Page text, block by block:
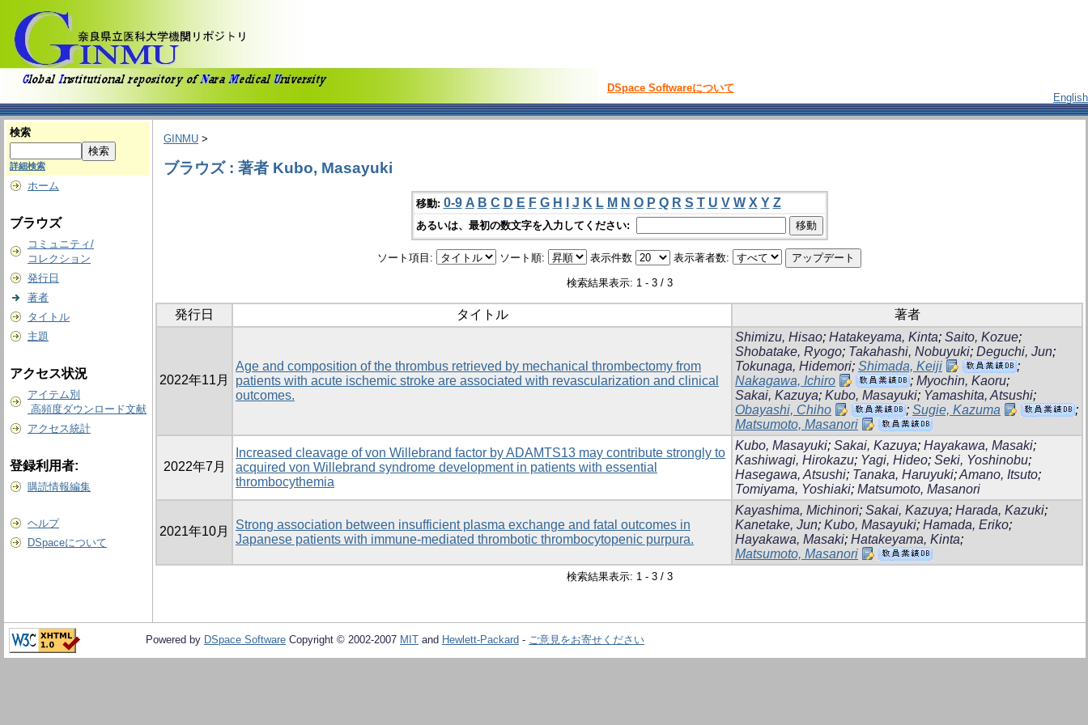
DSpace Softwareについて
English
検索
詳細検索
ホーム
ブラウズ
コミュニティ/
コレクション
発行日
著者
タイトル
主題
アクセス状況
アイテム別
高頻度ダウンロード文献
アクセス統計
登録利用者:
購読情報編集
ヘルプ
DSpaceについて
GINMU >
ブラウズ : 著者 Kubo, Masayuki
移動: 0-9 A B C D E F G H J K L M N O P Q R S T U V W X Y Z
あるいは、最初の数文字を入力してください:
ソート項目: ソート順: 表示件数 表示著者数:
検索結果表示: 1 - 3 / 3
発行日 タイトル 著者
2022年11月
Age and composition of the thrombus retrieved by mechanical thrombectomy from
patients with acute ischemic stroke are associated with revascularization and clinical
outcomes.
Shimizu, Hisao; Hatakeyama, Kinta; Saito, Kozue;
Shobatake, Ryogo; Takahashi, Nobuyuki; Deguchi, Jun;
Tokunaga, Hidemori; Shimada, Keiji
;
Nakagawa, Ichiro
; Myochin, Kaoru;
Sakai, Kazuya; Kubo, Masayuki; Yamashita, Atsushi;
Obayashi, Chiho
; Sugie, Kazuma
;
Matsumoto, Masanori
2022年7月
Increased cleavage of von Willebrand factor by ADAMTS13 may contribute strongly to
acquired von Willebrand syndrome development in patients with essential
thrombocythemia
Kubo, Masayuki; Sakai, Kazuya; Hayakawa, Masaki;
Kashiwagi, Hirokazu; Yagi, Hideo; Seki, Yoshinobu;
Hasegawa, Atsushi; Tanaka, Haruyuki;Amano, Itsuto;
Tomiyama, Yoshiaki; Matsumoto, Masanori
2021年10月
Strong association between insufficient plasma exchange and fatal outcomes in
Japanese patients with immune-mediated thrombotic thrombocytopenic purpura.
Kayashima, Michinori; Sakai, Kazuya; Harada, Kazuki;
Kanetake, Jun; Kubo, Masayuki; Hamada, Eriko;
Hayakawa, Masaki; Hatakeyama, Kinta;
Matsumoto, Masanori
検索結果表示: 1 - 3 / 3
Powered by DSpace Software Copyright © 2002-2007 MIT and Hewlett-Packard - ご意見をお寄せください